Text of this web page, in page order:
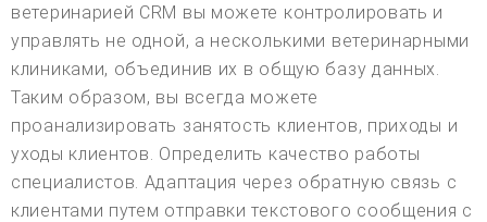
ветеринарией CRM вы можете контролировать и
управлять не одной, а несколькими ветеринарными
клиниками, объединив их в общую базу данных.
Таким образом, вы всегда можете
проанализировать занятость клиентов, приходы и
уходы клиентов. Определить качество работы
специалистов. Адаптация через обратную связь с
клиентами путем отправки текстового сообщения с